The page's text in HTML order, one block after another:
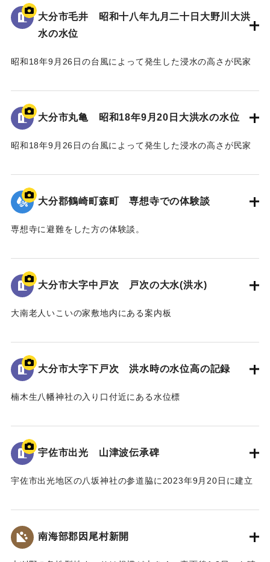
の高さがある。
｜固有コード:00481082
大分市毛井 昭和十八年九月二十日大野川大洪
水の水位
昭和18年9月26日の台風によって発生した浸水の高さが民家
水位は地面から3.5 mの位置に示されている。
｜固有コード:00481081
大分市丸亀 昭和18年9月20日大洪水の水位
昭和18年9月26日の台風によって発生した浸水の高さが民家
れている。
｜固有コード:00481080
大分郡鶴崎町森町 専想寺での体験談
専想寺に避難をした方の体験談。
流されてきた家が境内のムクノキに引っかかった。
翌日の昼頃には水が引いていた。
大分市大字中戸次 戸次の大水(洪水)
大南老人いこいの家敷地内にある案内板
の詳細が示されている。水位は現在の地面より2.2ｍ。
倒壊家屋30戸、死者11名を出す大惨事であった。
地域住民の交流の場に設置されており、過去の災害について
【出典：案内板】
｜固有コード:
大分市大字下戸次 洪水時の水位高の記録
楠木生八幡神社の入り口付近にある水位標
録されている。水位は標高14.307ｍに到達した。
併せて昭和20年9月台風第16号、昭和36年10月の大雨によっ
て発生した洪水の水位高も記録されている。
[学生CERDの感想]
の甚大さが伺えた。
｜固有コード:00481077
宇佐市出光 山津波伝承碑
宇佐市出光地区の八坂神社の参道脇に2023年9月20日に建立
1943（昭和18）年9月20日に発生した大規模な土石流によ
り、八坂神社周辺の集落が被害を受けた。
災害発生当時の新聞には死者27人と記載されているが、近く
南海部郡因尾村新開